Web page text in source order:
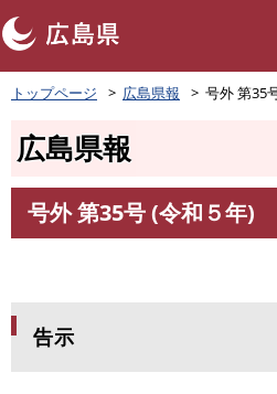
ペ
ー
頭
す
トップページ 広島県報 号外 第35
広島県報
文
号外 第35号 (令和５年)
告示